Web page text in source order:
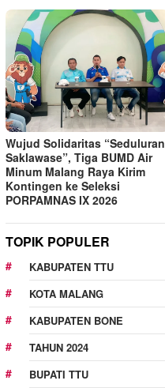
Wujud Solidaritas “Seduluran
Saklawase”, Tiga BUMD Air
Minum Malang Raya Kirim
Kontingen ke Seleksi
PORPAMNAS IX 2026
TOPIK POPULER
KABUPATEN TTU
KOTA MALANG
KABUPATEN BONE
TAHUN 2024
BUPATI TTU